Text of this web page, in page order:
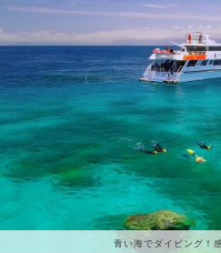
青い海でダイビング！